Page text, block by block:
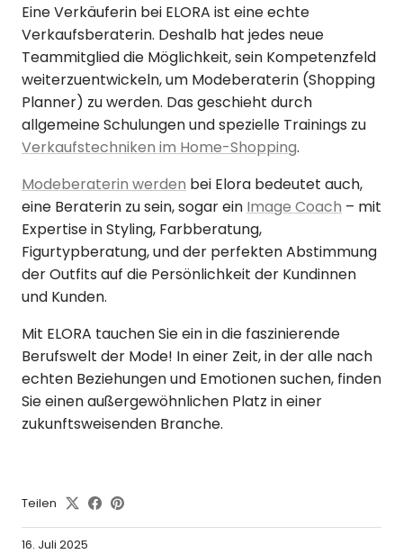
Eine Verkäuferin bei ELORA ist eine echte
Verkaufsberaterin. Deshalb hat jedes neue
Teammitglied die Möglichkeit, sein Kompetenzfeld
weiterzuentwickeln, um Modeberaterin (Shopping
Planner) zu werden. Das geschieht durch
allgemeine Schulungen und spezielle Trainings zu
Verkaufstechniken im Home-Shopping.
Modeberaterin werden bei Elora bedeutet auch,
eine Beraterin zu sein, sogar ein Image Coach – mit
Expertise in Styling, Farbberatung,
Figurtypberatung, und der perfekten Abstimmung
der Outfits auf die Persönlichkeit der Kundinnen
und Kunden.
Mit ELORA tauchen Sie ein in die faszinierende
Berufswelt der Mode! In einer Zeit, in der alle nach
echten Beziehungen und Emotionen suchen, finden
Sie einen außergewöhnlichen Platz in einer
zukunftsweisenden Branche.
Teilen
16. Juli 2025